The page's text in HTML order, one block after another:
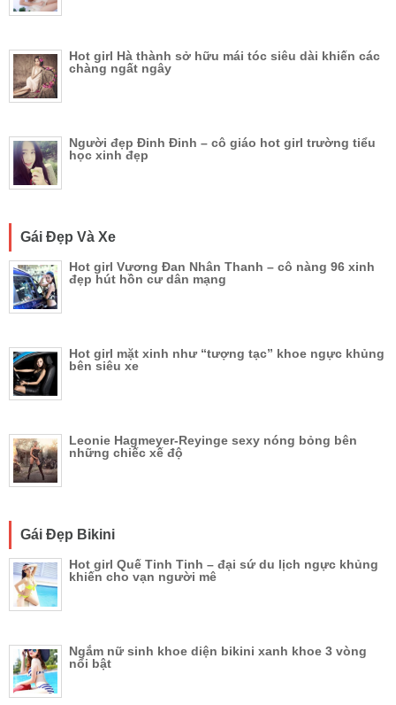
Hot girl Hà thành sở hữu mái tóc siêu dài khiến các
chàng ngất ngây
Người đẹp Đinh Đinh – cô giáo hot girl trường tiểu
học xinh đẹp
Gái Đẹp Và Xe
Hot girl Vương Đan Nhân Thanh – cô nàng 96 xinh
đẹp hút hồn cư dân mạng
Hot girl mặt xinh như “tượng tạc” khoe ngực khủng
bên siêu xe
Leonie Hagmeyer-Reyinge sexy nóng bỏng bên
những chiếc xế độ
Gái Đẹp Bikini
Hot girl Quế Tinh Tinh – đại sứ du lịch ngực khủng
khiến cho vạn người mê
Ngắm nữ sinh khoe diện bikini xanh khoe 3 vòng
nổi bật